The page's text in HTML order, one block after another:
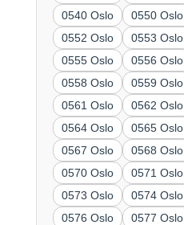
0540 Oslo
0550 Oslo
0552 Oslo
0553 Oslo
0555 Oslo
0556 Oslo
0558 Oslo
0559 Oslo
0561 Oslo
0562 Oslo
0564 Oslo
0565 Oslo
0567 Oslo
0568 Oslo
0570 Oslo
0571 Oslo
0573 Oslo
0574 Oslo
0576 Oslo
0577 Oslo